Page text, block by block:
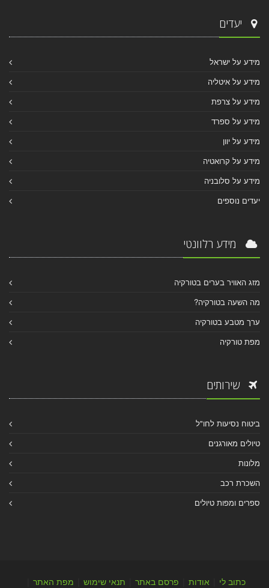
יעדים
מידע על ישראל
מידע על איטליה
מידע על צרפת
מידע על ספרד
מידע על יוון
מידע על קרואטיה
מידע על סלובניה
יעדים נוספים
מידע רלוונטי
מזג האוויר בערים בטורקיה
מה השעה בטורקיה?
ערך מטבע בטורקיה
מפת טורקיה
שירותים
ביטוח נסיעות לחו"ל
טיולים מאורגנים
מלונות
השכרת רכב
ספרים ומפות טיולים
כתוב לי אודות פרסם באתר תנאי שימוש מפת האתר